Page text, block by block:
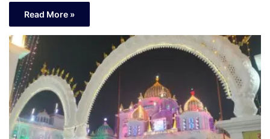
Read More »